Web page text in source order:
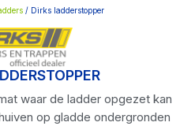
/ Dirks ladderstopper
waar de ladder opgezet kan
op gladde ondergronden